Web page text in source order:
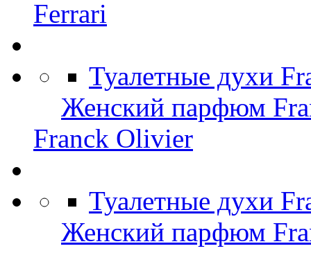
Ferrari
Туалетные духи
Женский парфюм
Franck Olivier
Туалетные духи
Женский парфюм